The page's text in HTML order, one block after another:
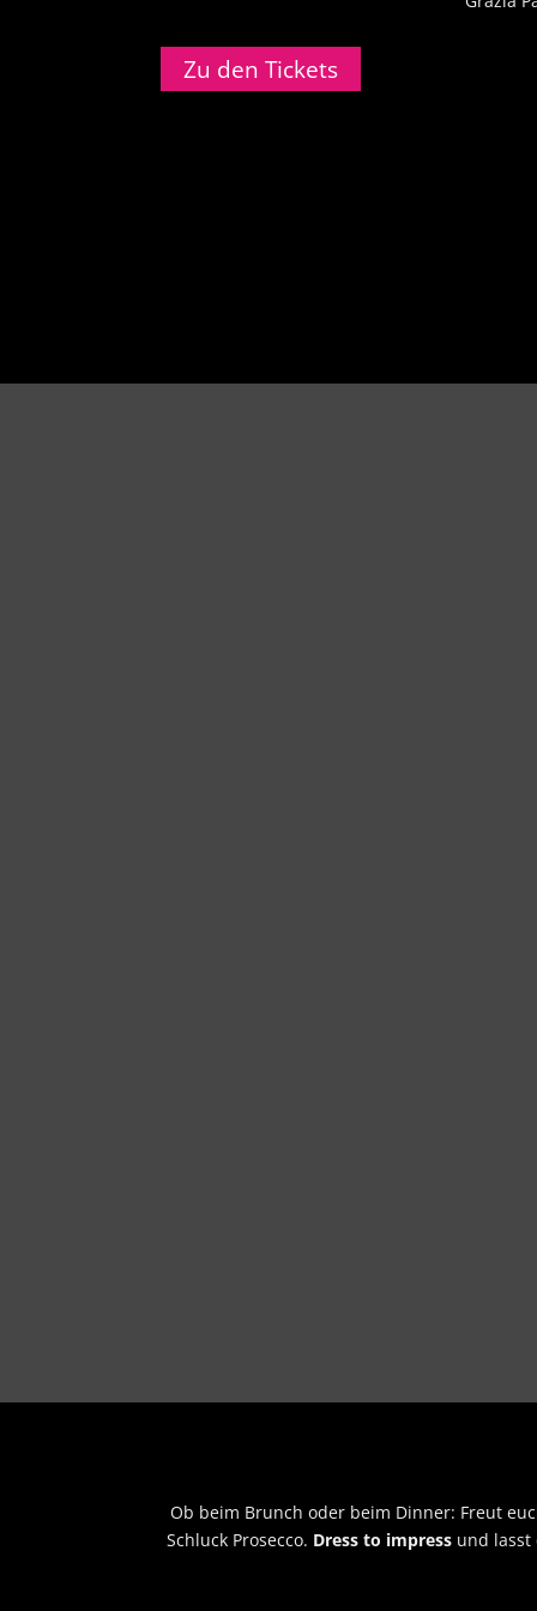
Zu den Tickets
Ob beim Brunch oder beim Dinner: Freut
Schluck Prosecco. Dress to impressund lasst